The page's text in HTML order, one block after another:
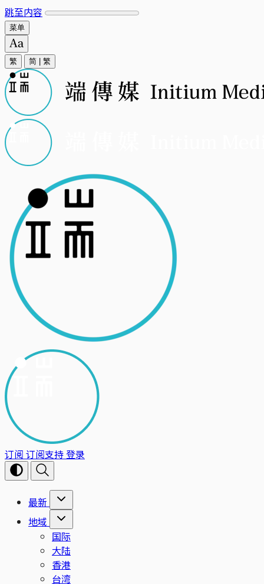
跳至内容
菜单
繁 简 繁
订阅 订阅支持登录
最新
地域
国际
大陆
香港
台湾